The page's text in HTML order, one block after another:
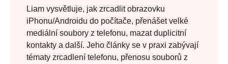
Liam vysvětluje, jak zrcadlit obrazovku
iPhonu/Androidu do počítače, přenášet velké
mediální soubory z telefonu, mazat duplicitní
kontakty a další. Jeho články se v praxi zabývají
tématy zrcadlení telefonu, přenosu souborů z